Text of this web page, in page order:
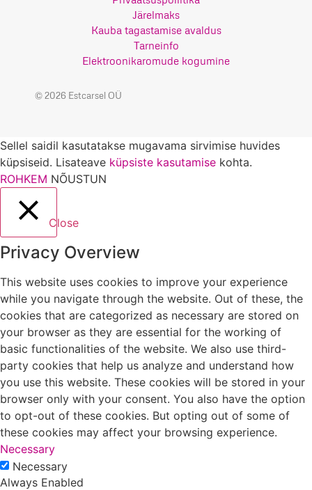
Järelmaks
Kauba tagastamise avaldus
Tarneinfo
Elektroonikaromude kogumine
© 2026 Estcarsel OÜ
Sellel saidil kasutatakse mugavama sirvimise huvides
küpsiseid. Lisateave küpsiste kasutamise kohta.
ROHKEM NÕUSTUN
Close
Privacy Overview
This website uses cookies to improve your experience
while you navigate through the website. Out of these, the
cookies that are categorized as necessary are stored on
your browser as they are essential for the working of
basic functionalities of the website. We also use third-
party cookies that help us analyze and understand how
you use this website. These cookies will be stored in your
browser only with your consent. You also have the option
to opt-out of these cookies. But opting out of some of
these cookies may affect your browsing experience.
Necessary
Necessary
Always Enabled